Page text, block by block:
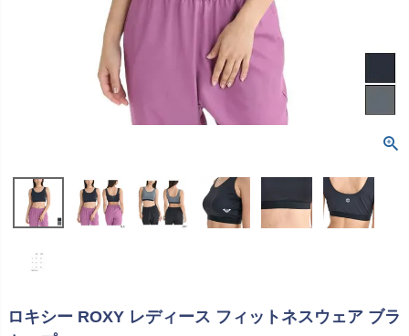
ロキシー ROXY レディース フィットネスウェア ブラ